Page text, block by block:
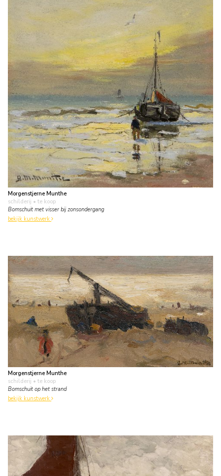
Morgenstjerne Munthe
schilderij • te koop
Bomschuit met visser bij zonsondergang
bekijk kunstwerk
Morgenstjerne Munthe
schilderij • te koop
Bomschuit op het strand
bekijk kunstwerk